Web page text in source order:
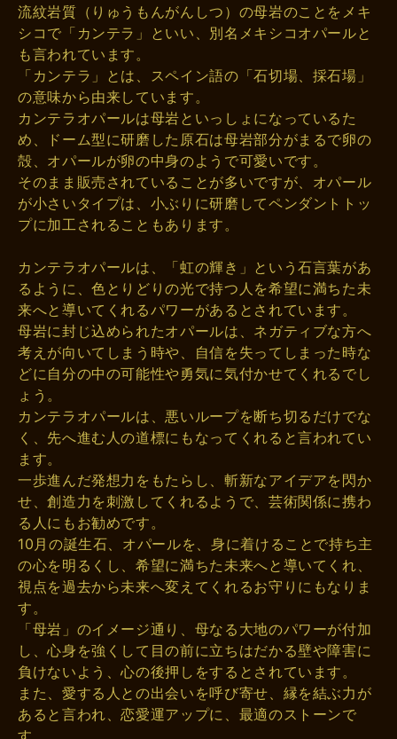
流紋岩質（りゅうもんがんしつ）の母岩のことをメキ
シコで「カンテラ」といい、別名メキシコオパールと
も言われています。
「カンテラ」とは、スペイン語の「石切場、採石場」
の意味から由来しています。
カンテラオパールは母岩といっしょになっているた
め、ドーム型に研磨した原石は母岩部分がまるで卵の
殻、オパールが卵の中身のようで可愛いです。
そのまま販売されていることが多いですが、オパール
が小さいタイプは、小ぶりに研磨してペンダントトッ
プに加工されることもあります。
カンテラオパールは、「虹の輝き」という石言葉があ
るように、色とりどりの光で持つ人を希望に満ちた未
来へと導いてくれるパワーがあるとされています。
母岩に封じ込められたオパールは、ネガティブな方へ
考えが向いてしまう時や、自信を失ってしまった時な
どに自分の中の可能性や勇気に気付かせてくれるでし
ょう。
カンテラオパールは、悪いループを断ち切るだけでな
く、先へ進む人の道標にもなってくれると言われてい
ます。
一歩進んだ発想力をもたらし、斬新なアイデアを閃か
せ、創造力を刺激してくれるようで、芸術関係に携わ
る人にもお勧めです。
10月の誕生石、オパールを、身に着けることで持ち主
の心を明るくし、希望に満ちた未来へと導いてくれ、
視点を過去から未来へ変えてくれるお守りにもなりま
す。
「母岩」のイメージ通り、母なる大地のパワーが付加
し、心身を強くして目の前に立ちはだかる壁や障害に
負けないよう、心の後押しをするとされています。
また、愛する人との出会いを呼び寄せ、縁を結ぶ力が
あると言われ、恋愛運アップに、最適のストーンで
す。